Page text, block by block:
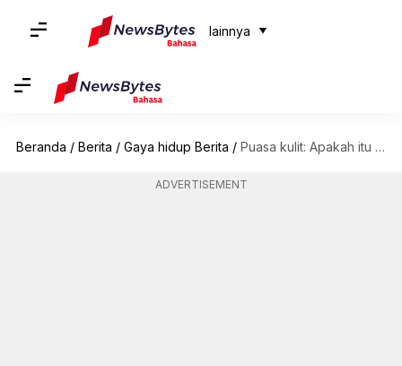
lainnya
Beranda / Berita / Gaya hidup Berita / Puasa kulit: Apakah itu benar-benar membantu membersihkan kulit Anda?
ADVERTISEMENT